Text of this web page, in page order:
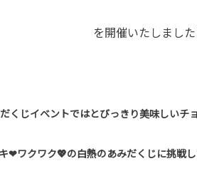
を開催いたしまし
くじイベントではとびっきり美味しいチ
❤ワクワク💖の白熱のあみだくじに挑